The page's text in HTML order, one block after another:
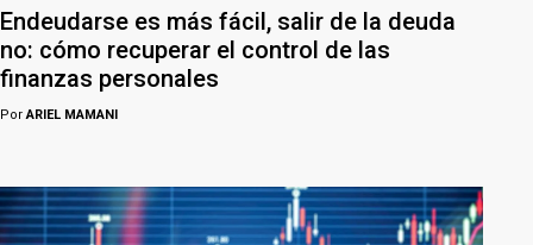
Endeudarse es más fácil, salir de la deuda
no: cómo recuperar el control de las
finanzas personales
PorARIEL MAMANI